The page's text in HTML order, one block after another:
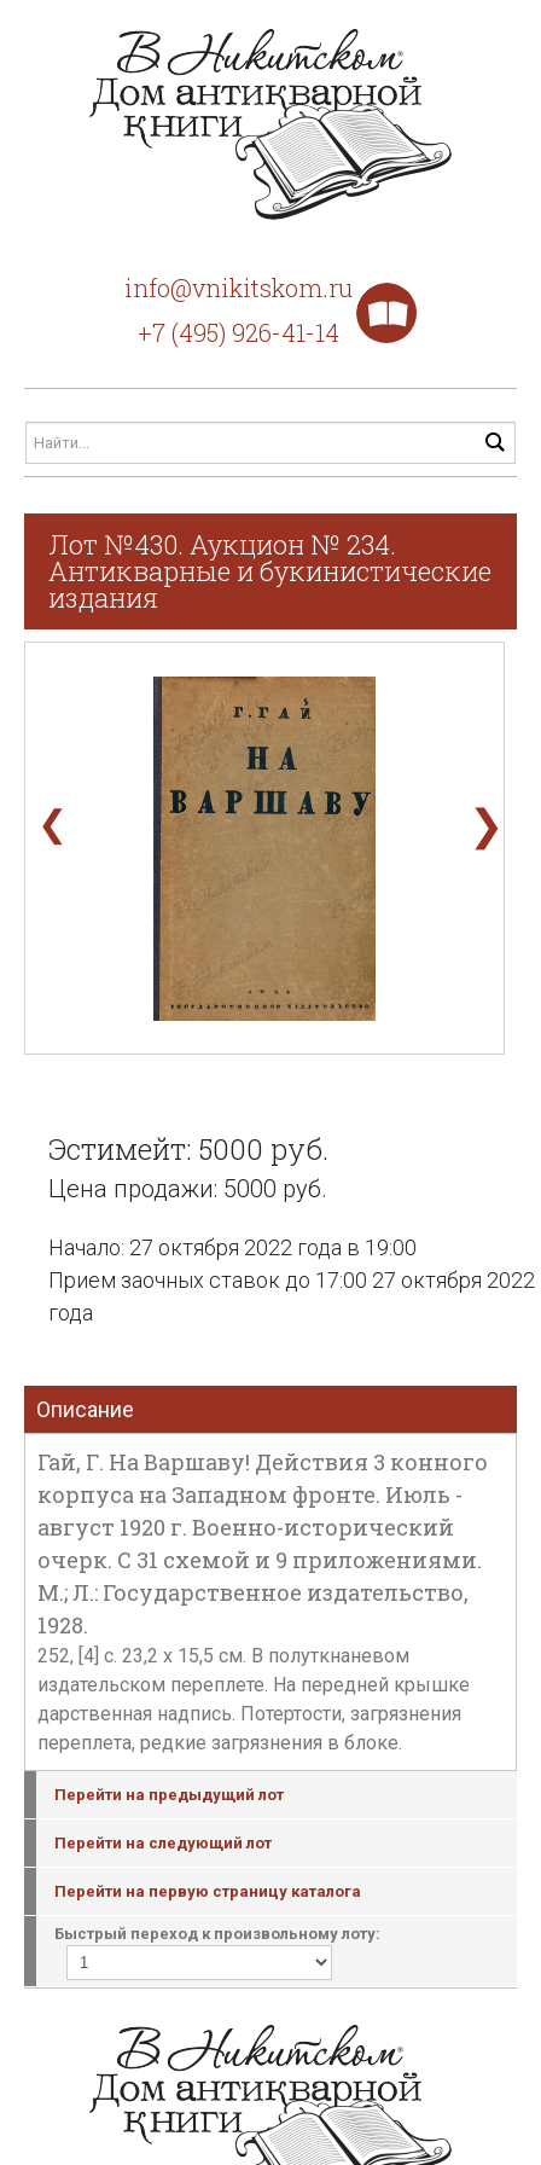
info@vnikitskom.ru
+7 (495) 926-41-14
Лот №430. Аукцион № 234.
Антикварные и букинистические
издания
❮ ❯
Эстимейт: 5000 руб.
Цена продажи: 5000 руб.
Начало: 27 октября 2022 года в 19:00
Прием заочных ставок до 17:00 27 октября 2022
года
Описание
Гай, Г. На Варшаву! Действия 3 конного
корпуса на Западном фронте. Июль -
август 1920 г. Военно-исторический
очерк. С 31 схемой и 9 приложениями.
М.; Л.: Государственное издательство,
1928.
252, [4] с. 23,2 х 15,5 см. В полуткнаневом
издательском переплете. На передней крышке
дарственная надпись. Потертости, загрязнения
переплета, редкие загрязнения в блоке.
Перейти на предыдущий лот
Перейти на следующий лот
Перейти на первую страницу каталога
Быстрый переход к произвольному лоту: